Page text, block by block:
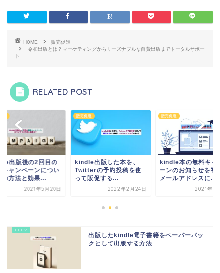
b
o
o
k
d
o
n
HOME
販売促進
令和出版とは？マーケティングからリーズナブルな自費出版までトータルサポー
ト
RELATED POST
出版後の2回目の
キャンペーンについ
の方法と効果...
2021年5月20日
販売促進
kindle出版した本を、
Twitterの予約投稿を使
って販促する...
2022年2月24日
販売促進
kindle本の無料キャ
ーンのお知らせを複
メールアドレスに...
2021年5
出版したkindle電子書籍をペーパーバッ
クとして出版する方法